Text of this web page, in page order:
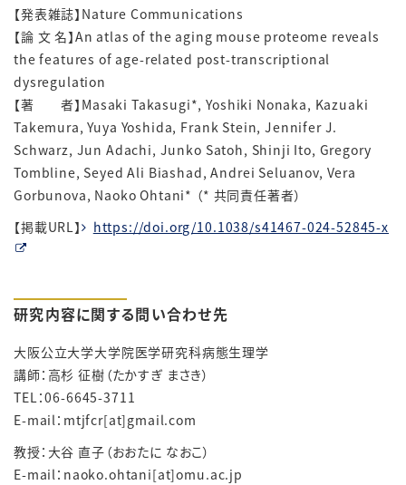
【発表雑誌】Nature Communications
【論 文 名】An atlas of the aging mouse proteome reveals
the features of age-related post-transcriptional
dysregulation
【著 者】Masaki Takasugi*, Yoshiki Nonaka, Kazuaki
Takemura, Yuya Yoshida, Frank Stein, Jennifer J.
Schwarz, Jun Adachi, Junko Satoh, Shinji Ito, Gregory
Tombline, Seyed Ali Biashad, Andrei Seluanov, Vera
Gorbunova, Naoko Ohtani* （* 共同責任著者）
【掲載URL】
https://doi.org/10.1038/s41467-024-52845-x
研究内容に関する問い合わせ先
大阪公立大学大学院医学研究科病態生理学
講師：高杉 征樹（たかすぎ まさき）
TEL：06-6645-3711
E-mail：mtjfcr[at]gmail.com
教授：大谷 直子（おおたに なおこ）
E-mail：naoko.ohtani[at]omu.ac.jp